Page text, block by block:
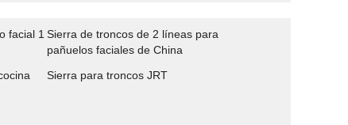
facial 1 Sierra de troncos de 2 líneas para
pañuelos faciales de China
Sierra para troncos JRT